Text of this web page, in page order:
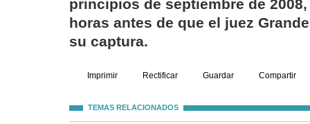
principios de septiembre de
horas antes de que el juez
su captura.
Imprimir Rectificar Guardar Compartir
TEMAS RELACIONADOS